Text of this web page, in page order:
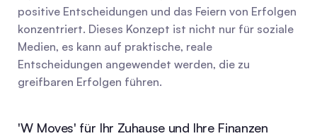
positive Entscheidungen und das Feiern von Erfolgen
konzentriert. Dieses Konzept ist nicht nur für soziale
Medien, es kann auf praktische, reale
Entscheidungen angewendet werden, die zu
greifbaren Erfolgen führen.
'W Moves' für Ihr Zuhause und Ihre Finanzen